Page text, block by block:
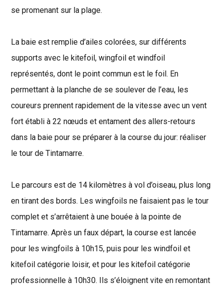
se promenant sur la plage.
La baie est remplie d’ailes colorées, sur différents
supports avec le kitefoil, wingfoil et windfoil
représentés, dont le point commun est le foil. En
permettant à la planche de se soulever de l’eau, les
coureurs prennent rapidement de la vitesse avec un vent
fort établi à 22 nœuds et entament des allers-retours
dans la baie pour se préparer à la course du jour: réaliser
le tour de Tintamarre.
Le parcours est de 14 kilomètres à vol d’oiseau, plus long
en tirant des bords. Les wingfoils ne faisaient pas le tour
complet et s’arrêtaient à une bouée à la pointe de
Tintamarre. Après un faux départ, la course est lancée
pour les wingfoils à 10h15, puis pour les windfoil et
kitefoil catégorie loisir, et pour les kitefoil catégorie
professionnelle à 10h30. Ils s’éloignent vite en remontant